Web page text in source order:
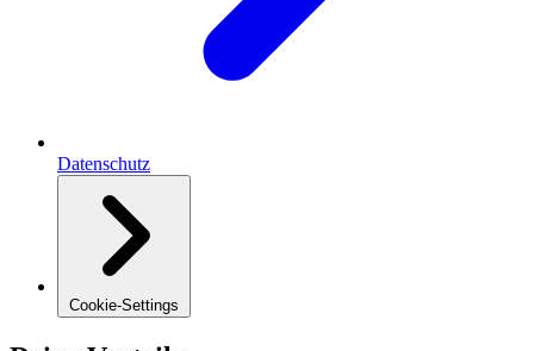
Datenschutz
Cookie-Settings